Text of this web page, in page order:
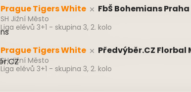
Prague Tigers White FbŠ Bohemians
SH Jižní Město
Liga elévů 3+1 - skupina 3, 2. kolo
Prague Tigers White Předvýběr.CZ Florbal
SH Jižní Město
Liga elévů 3+1 - skupina 3, 2. kolo